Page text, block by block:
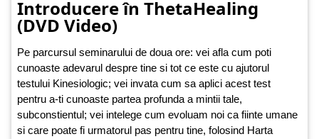
Introducere în ThetaHealing
(DVD Video)
Pe parcursul seminarului de doua ore: vei afla cum poti
cunoaste adevarul despre tine si tot ce este cu ajutorul
testului Kinesiologic; vei invata cum sa aplici acest test
pentru a-ti cunoaste partea profunda a mintii tale,
subconstientul; vei intelege cum evoluam noi ca fiinte umane
si care poate fi urmatorul pas pentru tine, folosind Harta